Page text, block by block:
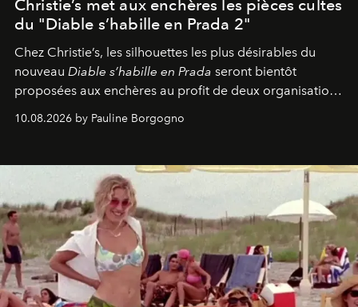
Christie’s met aux enchères les pièces cultes
du "Diable s’habille en Prada 2"
Chez Christie’s, les silhouettes les plus désirables du
nouveau Diable s’habille en Prada seront bientôt
proposées aux enchères au profit de deux organisations
engagées pour la presse et la mode.
10.08.2026 by Pauline Borgogno